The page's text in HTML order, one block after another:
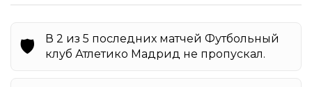
🛡️
В 2 из 5 последних матчей Футбольный
клуб Атлетико Мадрид не пропускал.